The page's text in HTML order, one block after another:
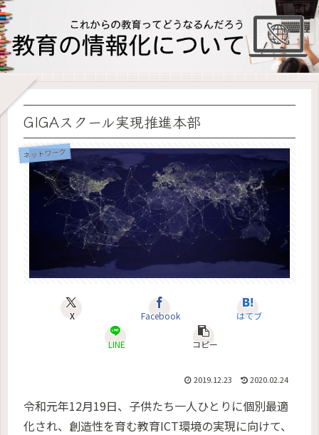
GIGAスクール実現推進本部
ネットワーク
X Facebook はてブ
LINE コピー
2019.12.23 2020.02.24
令和元年12月19日、子供たち一人ひとりに個別最適
化され、創造性を育む教育ICT環境の実現に向けて、